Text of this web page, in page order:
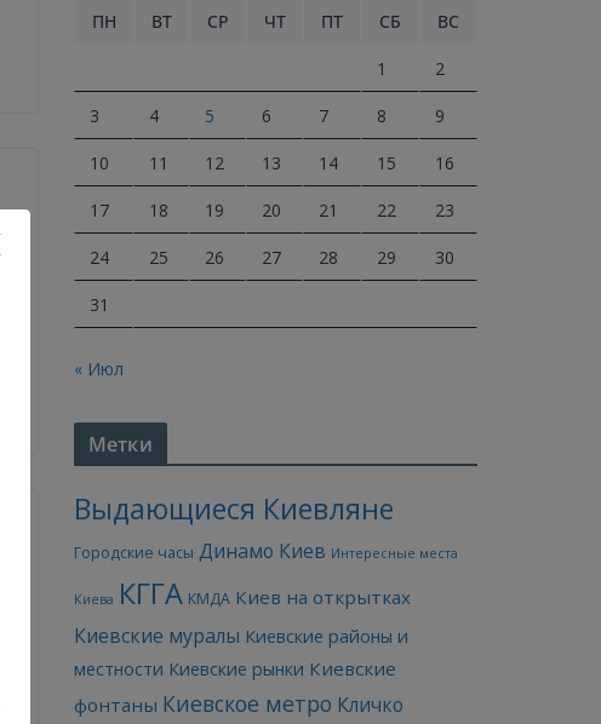
ПН
ВТ СР ЧТ ПТ СБ ВС
1 2
3 4 5 6 7 8 9
10 11 12 13 14 15 16
17 18 19 20 21 22 23
24 25 26 27 28 29 30
31
« Июл
Метки
Выдающиеся Киевляне
Городские часы Динамо Киев Интересные места
Киева КГГА КМДА Киев на открытках
Киевские муралы Киевские районы и
местности Киевские рынки Киевские
фонтаны Киевское метро Кличко